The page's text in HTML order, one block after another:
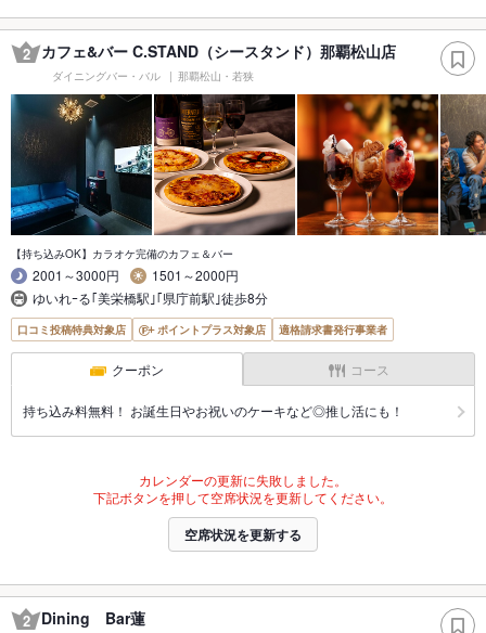
2 カフェ&バー C.STAND（シースタンド）那覇松山店
ダイニングバー・バル 那覇松山・若狭
【持ち込みOK】カラオケ完備のカフェ＆バー
2001～3000円
1501～2000円
ゆいれｰる｢美栄橋駅｣｢県庁前駅｣徒歩8分
口コミ投稿特典対象店 ポイントプラス対象店 適格請求書発行事業者
クーポン コース
持ち込み料無料！ お誕生日やお祝いのケーキなど◎推し活にも！
カレンダーの更新に失敗しました。
下記ボタンを押して空席状況を更新してください。
空席状況を更新する
2 Dining Bar蓮